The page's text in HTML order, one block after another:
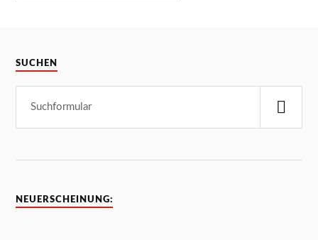
SUCHEN
NEUERSCHEINUNG: